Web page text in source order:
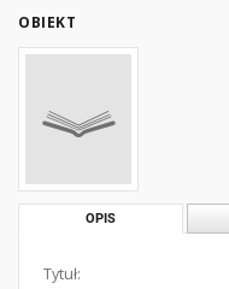
OBIEKT
OPIS
Tytuł: